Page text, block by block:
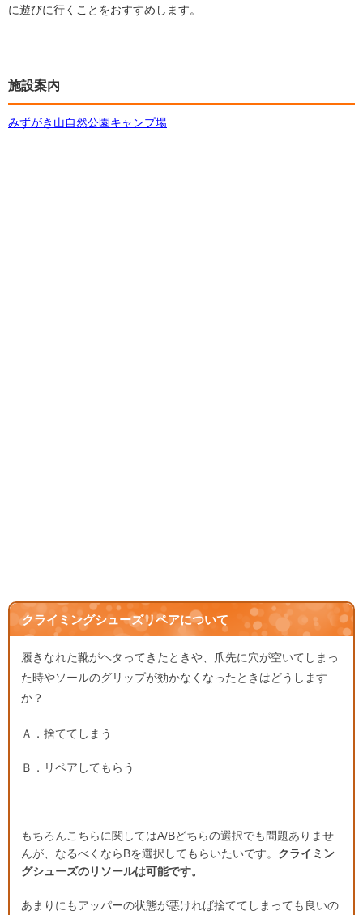
に遊びに行くことをおすすめします。
施設案内
みずがき山自然公園キャンプ場
クライミングシューズリペアについて
履きなれた靴がヘタってきたときや、爪先に穴が空いてしまっ
た時やソールのグリップが効かなくなったときはどうします
か？
Ａ．捨ててしまう
Ｂ．リペアしてもらう
もちろんこちらに関してはA/Bどちらの選択でも問題ありませ
んが、なるべくならBを選択してもらいたいです。 クライミン
グシューズのリソールは可能です。
あまりにもアッパーの状態が悪ければ捨ててしまっても良いの